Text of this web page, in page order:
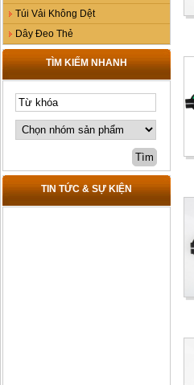
Túi Vải Không Dệt
Dây Đeo Thẻ
TÌM KIẾM NHANH
TIN TỨC & SỰ KIỆN